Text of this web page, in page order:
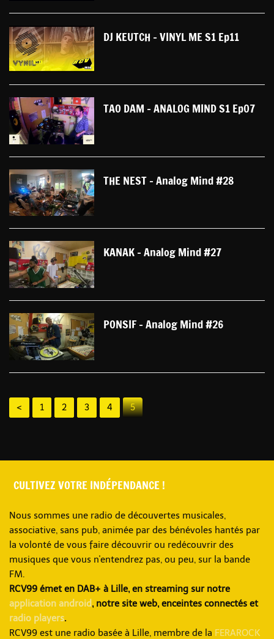
DJ KEUTCH - VINYL ME S1 Ep11
TAO DAM - ANALOG MIND S1 Ep07
THE NEST - Analog Mind #28
KANAK - Analog Mind #27
PONSIF - Analog Mind #26
< 1 2 3 4 5
CULTIVEZ VOTRE INDÉPENDANCE !
Nous sommes une radio de découvertes musicales,
associative, sans pub, animée par des bénévoles hantés par
la volonté de vous faire découvrir ou redécouvrir des
musiques que vous n'entendrez pas, ou peu, sur la bande
FM.
RCV99 émet en DAB+ à Lille, en streaming sur notre
application android, notre site web, enceintes connectés et
radio players.
RCV99 est une radio basée à Lille, membre de la FERAROCK